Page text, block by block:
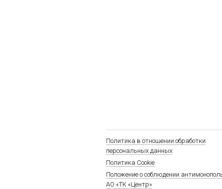
Политика в отношении обработки
персональных данных
Политика Cookie
Положение о соблюдении
АО «ТК «Центр»